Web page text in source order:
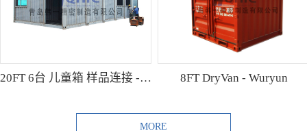
20FT 6台 儿童箱 样品连接 - Shibutani 8FT DryVan - Wuryun
MORE